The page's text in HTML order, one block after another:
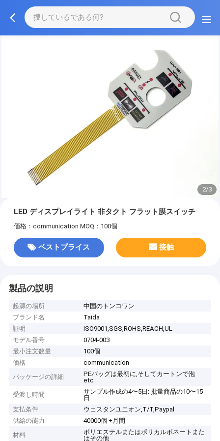
2/3
LED ディスプレイライト 非タクト フラット膜スイッチ
価格：communication MOQ：100個
ベストプライス 接触
製品の説明
起源の場所
中国のトンコワン
ブランド名
Taida
証明
ISO9001,SGS,ROHS,REACH,UL
モデル番号
0704-003
最小注文数量
100個
価格
communication
パッケージの詳細
PEバッグは最初に,そしてカートンで泡
etc
受渡し時間
サンプル作成の4〜5日; 批量商品の10〜15
日
支払条件
ウェスタンユニオン,T/T,Paypal
供給の能力
40000個 +月間
材料
ポリエステルまたはポリカルボネートまた
はその他